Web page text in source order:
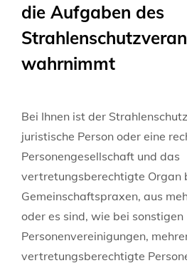
die Aufgaben des
wahrnimmt
Bei Ihnen ist der
juristische Person oder eine
Personengesellschaft und das
vertretungsberechtigte Organ
Gemeinschaftspraxen, aus
oder es sind, wie bei sonstigen
Personenvereinigungen,
vertretungsberechtigte